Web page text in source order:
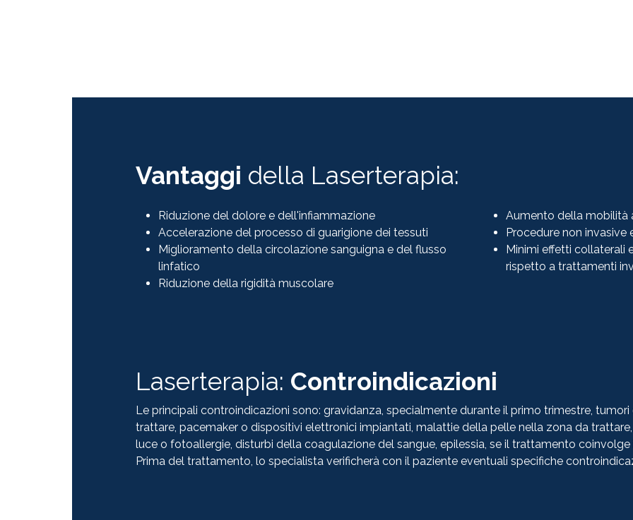
Vantaggi della Laserterapia:
Riduzione del dolore e dell'infiammazione
Accelerazione del processo di guarigione dei tessuti
Miglioramento della circolazione sanguigna e del flusso
linfatico
Riduzione della rigidità muscolare
Aumento della mobilità
Procedure non invasive
Minimi effetti collaterali
rispetto a trattamenti
Laserterapia: Controindicazioni
Le principali controindicazioni sono: gravidanza, specialmente durante il primo trimestre,
trattare, pacemaker o dispositivi elettronici impiantati, malattie della pelle nella zona da
luce o fotoallergie, disturbi della coagulazione del sangue, epilessia, se il trattamento coinvolge
Prima del trattamento, lo specialista verificherà con il paziente eventuali specifiche